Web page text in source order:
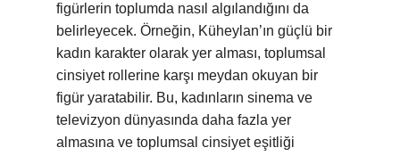
figürlerin toplumda nasıl algılandığını da
belirleyecek. Örneğin, Küheylan’ın güçlü bir
kadın karakter olarak yer alması, toplumsal
cinsiyet rollerine karşı meydan okuyan bir
figür yaratabilir. Bu, kadınların sinema ve
televizyon dünyasında daha fazla yer
almasına ve toplumsal cinsiyet eşitliği